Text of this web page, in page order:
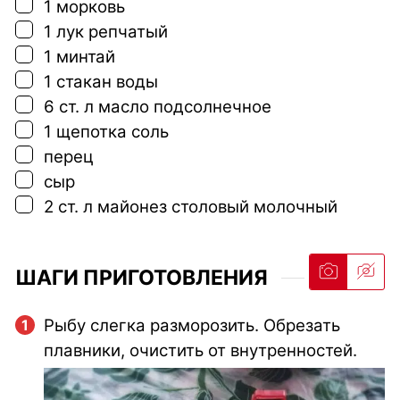
▢
1 морковь
▢
1 лук репчатый
▢
1 минтай
▢
1 стакан воды
▢
6 ст. л масло подсолнечное
▢
1 щепотка соль
▢
перец
▢
сыр
▢
2 ст. л майонез столовый молочный
ШАГИ ПРИГОТОВЛЕНИЯ
Рыбу слегка разморозить. Обрезать
плавники, очистить от внутренностей.